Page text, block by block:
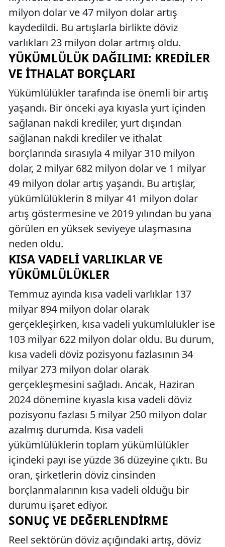
milyon dolar ve 47 milyon dolar artış
kaydedildi. Bu artışlarla birlikte döviz
varlıkları 23 milyon dolar artmış oldu.
YÜKÜMLÜLÜK DAĞILIMI: KREDILER
VE İTHALAT BORÇLARI
Yükümlülükler tarafında ise önemli bir artış
yaşandı. Bir önceki aya kıyasla yurt içinden
sağlanan nakdi krediler, yurt dışından
sağlanan nakdi krediler ve ithalat
borçlarında sırasıyla 4 milyar 310 milyon
dolar, 2 milyar 682 milyon dolar ve 1 milyar
49 milyon dolar artış yaşandı. Bu artışlar,
yükümlülüklerin 8 milyar 41 milyon dolar
artış göstermesine ve 2019 yılından bu yana
görülen en yüksek seviyeye ulaşmasına
neden oldu.
KISA VADELI VARLIKLAR VE
YÜKÜMLÜLÜKLER
Temmuz ayında kısa vadeli varlıklar 137
milyar 894 milyon dolar olarak
gerçekleşirken, kısa vadeli yükümlülükler ise
103 milyar 622 milyon dolar oldu. Bu durum,
kısa vadeli döviz pozisyonu fazlasının 34
milyar 273 milyon dolar olarak
gerçekleşmesini sağladı. Ancak, Haziran
2024 dönemine kıyasla kısa vadeli döviz
pozisyonu fazlası 5 milyar 250 milyon dolar
azalmış durumda. Kısa vadeli
yükümlülüklerin toplam yükümlülükler
içindeki payı ise yüzde 36 düzeyine çıktı. Bu
oran, şirketlerin döviz cinsinden
borçlanmalarının kısa vadeli olduğu bir
durumu işaret ediyor.
SONUÇ VE DEĞERLENDIRME
Reel sektörün döviz açığındaki artış, döviz